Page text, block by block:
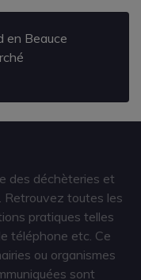
en Beauce
des déchèteries et
Retrouvez toutes les
pratiques telles
téléphone etc. Ce
ou organismes
sont